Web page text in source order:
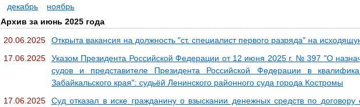
декабрь
ноябрь
Архив за июнь 2025 года
20.06.2025
Открыта вакансия на должность "ст. специалист первого разряда" на
17.06.2025
Указом Президента Российской Федерации от 12 июня 2025 г. № 397 "О
судов и представителе Президента Российской Федерации в
Забайкальского края": судьёй Ленинского районного суда города Костромы
17.06.2025
Суд отказал в иске гражданину о взыскании денежных средств по договору